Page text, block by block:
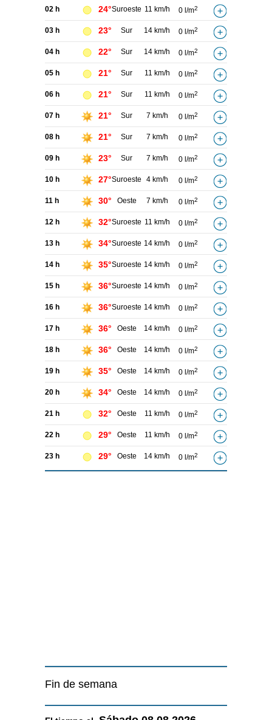
02 h 24°Suroeste 11 km/h 0 l/m2
03 h 23° Sur 14 km/h 0 l/m2
04 h 22° Sur 14 km/h 0 l/m2
05 h 21° Sur 11 km/h 0 l/m2
06 h 21° Sur 11 km/h 0 l/m2
07 h 21° Sur 7 km/h 0 l/m2
08 h 21° Sur 7 km/h 0 l/m2
09 h 23° Sur 7 km/h 0 l/m2
10 h 27°Suroeste 4 km/h 0 l/m2
11 h 30° Oeste 7 km/h 0 l/m2
12 h 32°Suroeste 11 km/h 0 l/m2
13 h 34°Suroeste 14 km/h 0 l/m2
14 h 35°Suroeste 14 km/h 0 l/m2
15 h 36°Suroeste 14 km/h 0 l/m2
16 h 36°Suroeste 14 km/h 0 l/m2
17 h 36° Oeste 14 km/h 0 l/m2
18 h 36° Oeste 14 km/h 0 l/m2
19 h 35° Oeste 14 km/h 0 l/m2
20 h 34° Oeste 14 km/h 0 l/m2
21 h 32° Oeste 11 km/h 0 l/m2
22 h 29° Oeste 11 km/h 0 l/m2
23 h 29° Oeste 14 km/h 0 l/m2
Fin de semana